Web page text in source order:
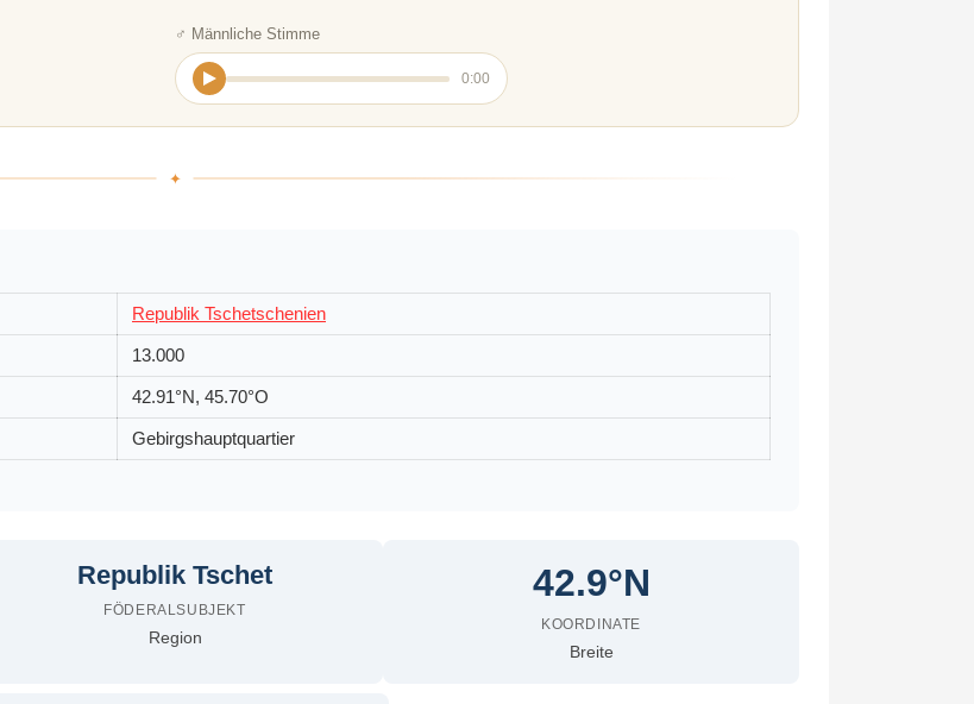
♂ Männliche Stimme
0:00
Republik Tschetschenien
13.000
42.91°N, 45.70°O
Gebirgshauptquartier
Republik Tschet
FÖDERALSUBJEKT
Region
42.9°N
KOORDINATE
Breite